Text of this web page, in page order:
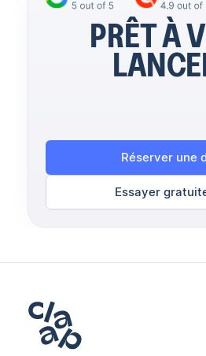
PRÊT À
Réserver une
Essayer